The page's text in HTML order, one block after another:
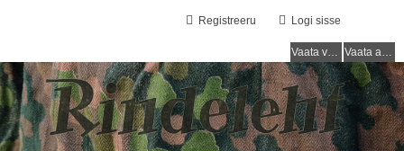
Logi sisse
Registreeru
Vaata vastamata teemasi Vaata aktiivseid teemasid